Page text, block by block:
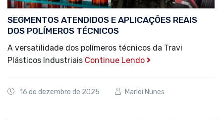
SEGMENTOS ATENDIDOS E APLICAÇÕES REAIS
DOS POLÍMEROS TÉCNICOS
A versatilidade dos polímeros técnicos da Travi
Plásticos Industriais Continue Lendo
16 de dezembro de 2025 Marlei Nunes